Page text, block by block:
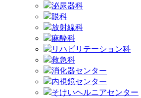
泌尿器科
眼科
放射線科
麻酔科
リハビリテーション科
救急科
消化器センター
内視鏡センター
そけいヘルニアセンター